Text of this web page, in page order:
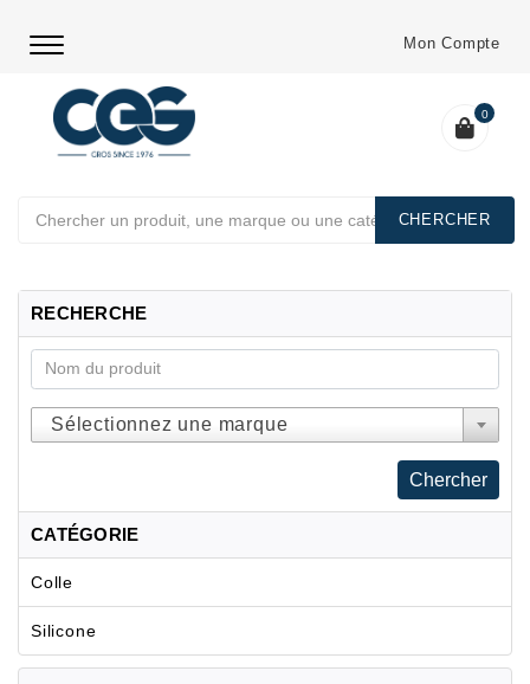
Mon Compte
0
RECHERCHE
Sélectionnez une marque
CATÉGORIE
Colle
Silicone